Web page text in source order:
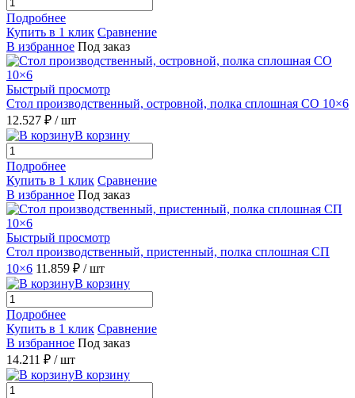
Подробнее
Купить в 1 клик Сравнение
В избранное Под заказ
Быстрый просмотр
Стол производственный, островной, полка сплошная СО 10×6
12.527 ₽ / шт
В корзину
Подробнее
Купить в 1 клик Сравнение
В избранное Под заказ
Быстрый просмотр
Стол производственный, пристенный, полка сплошная СП
10×6 11.859 ₽ / шт
В корзину
Подробнее
Купить в 1 клик Сравнение
В избранное Под заказ
14.211 ₽ / шт
В корзину